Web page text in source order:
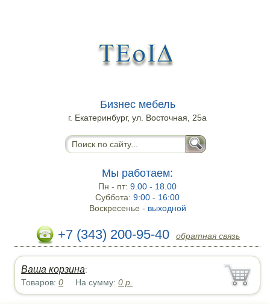
Бизнес мебель
г. Екатеринбург, ул. Восточная, 25а
Мы работаем:
Пн - пт:9.00 - 18.00
Суббота:9:00 - 16:00
Воскресенье - выходной
+7 (343) 200-95-40 обратная связь
Ваша корзина:
Товаров:0 На сумму:0 р.